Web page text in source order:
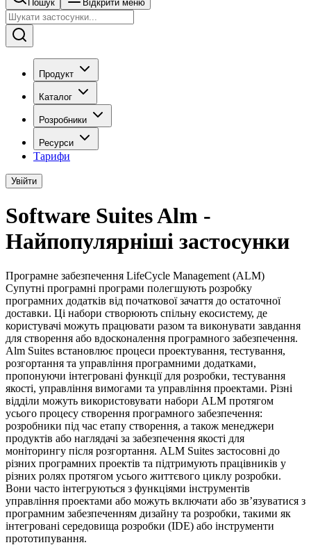
Пошук Відкрити меню
Продукт
Каталог
Розробники
Ресурси
Тарифи
Увійти
Software Suites Alm -
Найпопулярніші застосунки
Програмне забезпечення LifeCycle Management (ALM)
Супутні програмні програми полегшують розробку
програмних додатків від початкової зачаття до остаточної
доставки. Ці набори створюють спільну екосистему, де
користувачі можуть працювати разом та виконувати завдання
для створення або вдосконалення програмного забезпечення.
Alm Suites встановлює процеси проектування, тестування,
розгортання та управління програмними додатками,
пропонуючи інтегровані функції для розробки, тестування
якості, управління вимогами та управління проектами. Різні
відділи можуть використовувати набори ALM протягом
усього процесу створення програмного забезпечення:
розробники під час етапу створення, а також менеджери
продуктів або наглядачі за забезпечення якості для
моніторингу після розгортання. ALM Suites застосовні до
різних програмних проектів та підтримують працівників у
різних ролях протягом усього життєвого циклу розробки.
Вони часто інтегруються з функціями інструментів
управління проектами або можуть включати або зв’язуватися з
програмним забезпеченням дизайну та розробки, такими як
інтегровані середовища розробки (IDE) або інструменти
прототипування.